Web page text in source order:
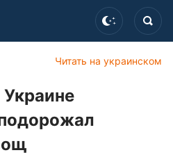
Читать на украинском
Украине